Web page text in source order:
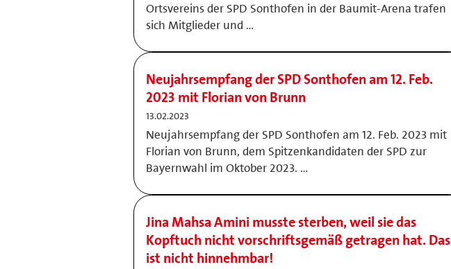
Ortsvereins der SPD Sonthofen in der Baumit-Arena trafen
sich Mitglieder und …
Neujahrsempfang der SPD Sonthofen am 12. Feb.
2023 mit Florian von Brunn
13.02.2023
Neujahrsempfang der SPD Sonthofen am 12. Feb. 2023 mit
Florian von Brunn, dem Spitzenkandidaten der SPD zur
Bayernwahl im Oktober 2023. …
Jina Mahsa Amini musste sterben, weil sie das
Kopftuch nicht vorschriftsgemäß getragen hat. Das
ist nicht hinnehmbar!